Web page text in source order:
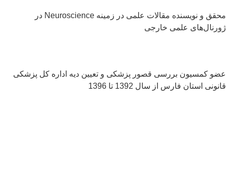
محقق و نویسنده مقالات علمی در زمینه Neuroscience در
علمی خارجی
کمسیون بررسی قصور پزشکی و تعیین دیه اداره کل پزشکی
استان فارس از سال 1392 تا 1396